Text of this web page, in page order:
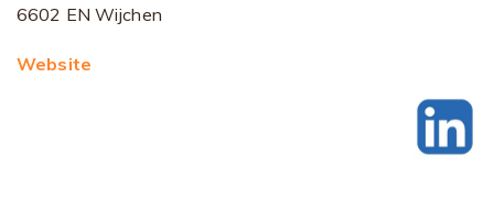
6602 EN Wijchen
Website